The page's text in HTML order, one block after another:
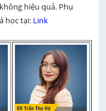
hiệu quả. Phụ
học tại: Link